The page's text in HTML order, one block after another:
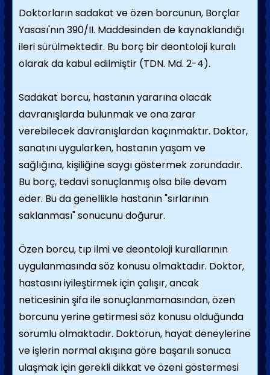
Doktorların sadakat ve özen borcunun, Borçlar
Yasası'nın 390/II. Maddesinden de kaynaklandığı
ileri sürülmektedir. Bu borç bir deontoloji kuralı
olarak da kabul edilmiştir (TDN. Md. 2-4).
Sadakat borcu, hastanın yararına olacak
davranışlarda bulunmak ve ona zarar
verebilecek davranışlardan kaçınmaktır. Doktor,
sanatını uygularken, hastanın yaşam ve
sağlığına, kişiliğine saygı göstermek zorundadır.
Bu borç, tedavi sonuçlanmış olsa bile devam
eder. Bu da genellikle hastanın "sırlarının
saklanması" sonucunu doğurur.
Özen borcu, tıp ilmi ve deontoloji kurallarının
uygulanmasında söz konusu olmaktadır. Doktor,
hastasını iyileştirmek için çalışır, ancak
neticesinin şifa ile sonuçlanmamasından, özen
borcunu yerine getirmesi söz konusu olduğunda
sorumlu olmaktadır. Doktorun, hayat deneylerine
ve işlerin normal akışına göre başarılı sonuca
ulaşmak için gerekli dikkat ve özeni göstermesi